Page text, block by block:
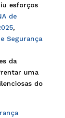
esforços
de
,
Segurança
da
uma
do